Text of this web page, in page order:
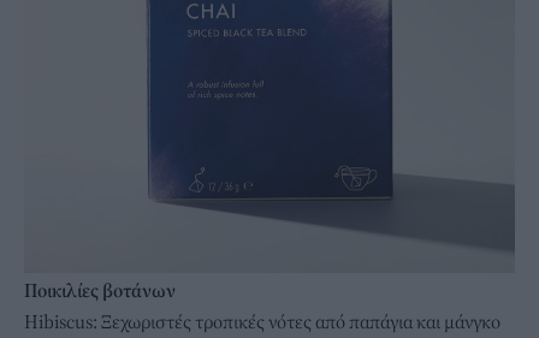
Ποικιλίες βοτάνων
Hibiscus: Ξεχωριστές τροπικές νότες από παπάγια και μάνγκο